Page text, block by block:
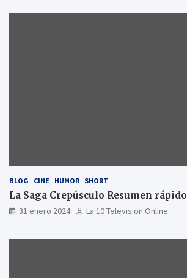
BLOG CINE HUMOR SHORT
La Saga Crepúsculo Resumen rápido
31 enero 2024 La 10 Television Online